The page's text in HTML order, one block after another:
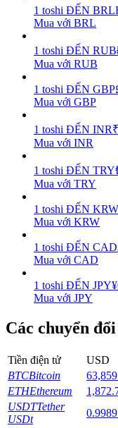
Staking
Lợi nhuận cao và
Launchpool
Đặt cọc linh hoạt
1 toshi ĐẾN BRL
Mua với BRL
1 toshi ĐẾN RUB
Mua với RUB
1 toshi ĐẾN GBP
Mua với GBP
1 toshi ĐẾN INR₹
Mua với INR
1 toshi ĐẾN TRY
Mua với TRY
1 toshi ĐẾN KRW
Mua với KRW
1 toshi ĐẾN CAD
Mua với CAD
1 toshi ĐẾN JPY¥
Mua với JPY
Các chuyển
Tiền điện tử USD
BTCBitcoin
ETHEthereum
USDTTether
USDt